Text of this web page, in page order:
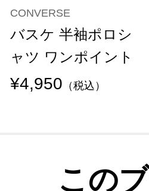
CONVERSE
バスケ 半袖ポロシ
ャツ ワンポイント
¥4,950 （税込）
この